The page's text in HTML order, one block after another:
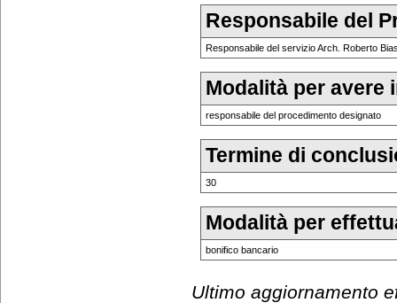
Responsabile del
Responsabile del servizio Arch. Roberto
Modalità per avere
responsabile del procedimento designato
Termine di
30
Modalità per
bonifico bancario
Ultimo aggiornamento